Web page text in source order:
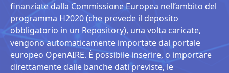
finanziate dalla Commissione Europea nell’ambito del
programma H2020 (che prevede il deposito
obbligatorio in un Repository), una volta caricate,
vengono automaticamente importate dal portale
europeo OpenAIRE. È possibile inserire, o importare
direttamente dalle banche dati previste, le